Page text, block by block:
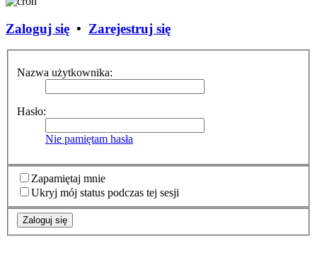
Zaloguj się • Zarejestruj się
Nazwa użytkownika:
Hasło:
Nie pamiętam hasła
Zapamiętaj mnie
Ukryj mój status podczas tej sesji